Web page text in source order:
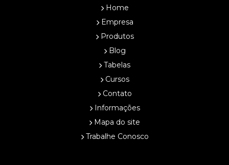
CONHEÇA 5 SOFTWARES MAIS UTILIZADOS NA INDÚSTRIA
Um Ajuste Justo – Análise da Eficiência e Equidade do Gasto Público no
MAIOR PARQUE DE ENERGIA SOLAR DA AMÉRICA LATINA É
Home
Empresa
Produtos
Blog
Tabelas
Cursos
Contato
Informações
Mapa do site
Trabalhe Conosco